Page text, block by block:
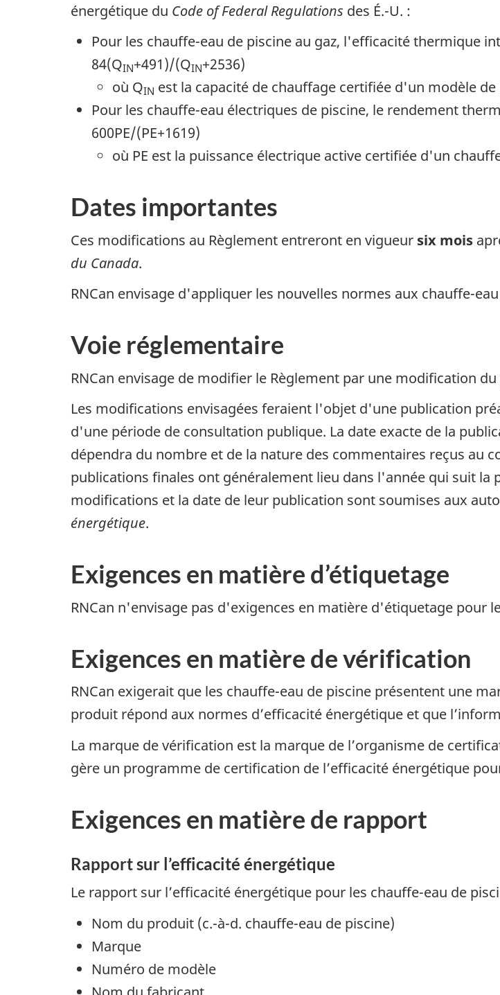
énergétique du Code of Federal Regulations des É.-U. :
Pour les chauffe-eau de piscine au gaz, l'efficacité thermique
84(QIN+491)/(QIN+2536)
où QIN est la capacité de chauffage certifiée d'un modèle
Pour les chauffe-eau électriques de piscine, le rendement
600PE/(PE+1619)
où PE est la puissance électrique active certifiée d'un
Dates importantes
Ces modifications au Règlement entreront en vigueur six mois
du Canada.
RNCan envisage d'appliquer les nouvelles normes aux chauffe-
Voie réglementaire
RNCan envisage de modifier le Règlement par une modification
Les modifications envisagées feraient l'objet d'une publication
d'une période de consultation publique. La date exacte de la
dépendra du nombre et de la nature des commentaires reçus au
publications finales ont généralement lieu dans l'année qui suit la
modifications et la date de leur publication sont soumises aux
énergétique.
Exigences en matière d’étiquetage
RNCan n'envisage pas d'exigences en matière d'étiquetage pour
Exigences en matière de vérification
RNCan exigerait que les chauffe-eau de piscine présentent une
produit répond aux normes d’efficacité énergétique et que
La marque de vérification est la marque de l’organisme de
gère un programme de certification de l’efficacité énergétique
Exigences en matière de rapport
Rapport sur l’efficacité énergétique
Le rapport sur l’efficacité énergétique pour les chauffe-eau de
Nom du produit (c.-à-d. chauffe-eau de piscine)
Marque
Numéro de modèle